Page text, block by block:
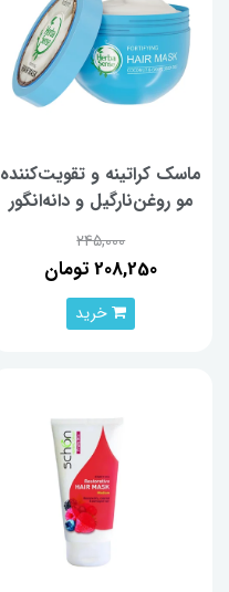
ماسک کراتینه و تقویت‌کننده
مو روغن‌نارگیل و دانه‌انگور
آردن هرباسنس ۲۵۰ گرم
245,000
208,250 تومان
خرید